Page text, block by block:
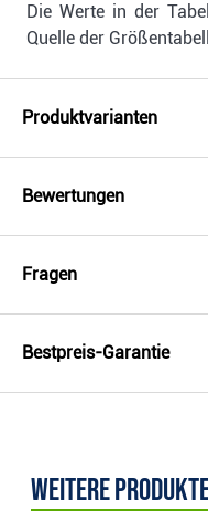
Die Werte in der
Quelle der
Produktvarianten
Bewertungen
Fragen
Bestpreis-Garantie
Weitere